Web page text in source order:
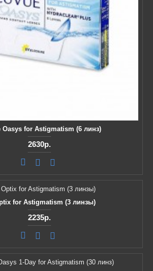
Oasys for Astigmatism (6 линз)
2630р.
for Astigmatism (3 линзы)
2235р.